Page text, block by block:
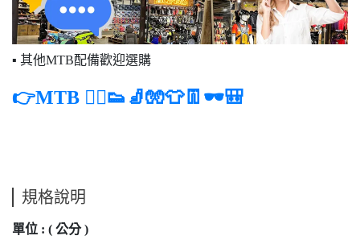
▪ 其他MTB配備歡迎選購
👉MTB 🚵‍♂️👟🧦🧤👕👖🕶️🎒
規格說明
單位 : ( 公分 )